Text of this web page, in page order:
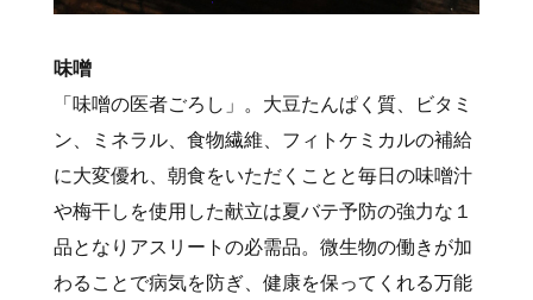
味噌
「味噌の医者ごろし」。大豆たんぱく質、ビタミ
ン、ミネラル、食物繊維、フィトケミカルの補給
に大変優れ、朝食をいただくことと毎日の味噌汁
や梅干しを使用した献立は夏バテ予防の強力な１
品となりアスリートの必需品。微生物の働きが加
わることで病気を防ぎ、健康を保ってくれる万能